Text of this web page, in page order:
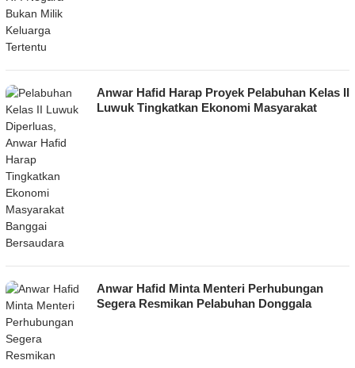
Anwar Hafid Harap Proyek Pelabuhan Kelas II
Luwuk Tingkatkan Ekonomi Masyarakat
Anwar Hafid Minta Menteri Perhubungan
Segera Resmikan Pelabuhan Donggala